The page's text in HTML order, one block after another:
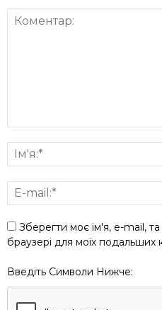
Зберегти моє ім'я, e-mail,
браузері для моїх подальших
Введіть Символи Нижче: